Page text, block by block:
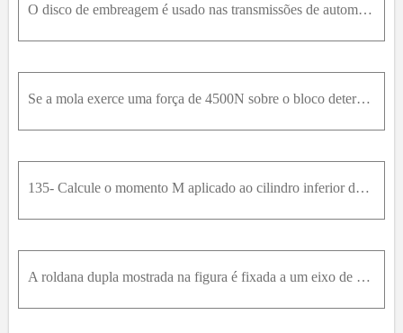
Sendo assim, a reação vai gerar um momento dado
Como:
O disco de embreagem é usado nas transmissões de automóveis padrão. Se quatro molas são usadas para manter os dois discos A e B juntas, determine a força em cada mola necessária para transmitir um mom
Se a mola exerce uma força de 4500N sobre o bloco determine o torque M necessário para girar o eixo. O coeficiente de atrito estático em todas as superfícies de contato é μ s = 0,3 .
135- Calcule o momento M aplicado ao cilindro inferior do par, ambos com 20k g , que permitirá que eles rolem para baixo lentamente. Os coeficientes de atrito estático e dinâmico para todas as superfí
A roldana dupla mostrada na figura é fixada a um eixo de 10m m de raio que se ajusta com folga a um mancal fixo. Sabendo que o coeficiente de atrito estático entre o eixo e o mancal pouco lubrificado